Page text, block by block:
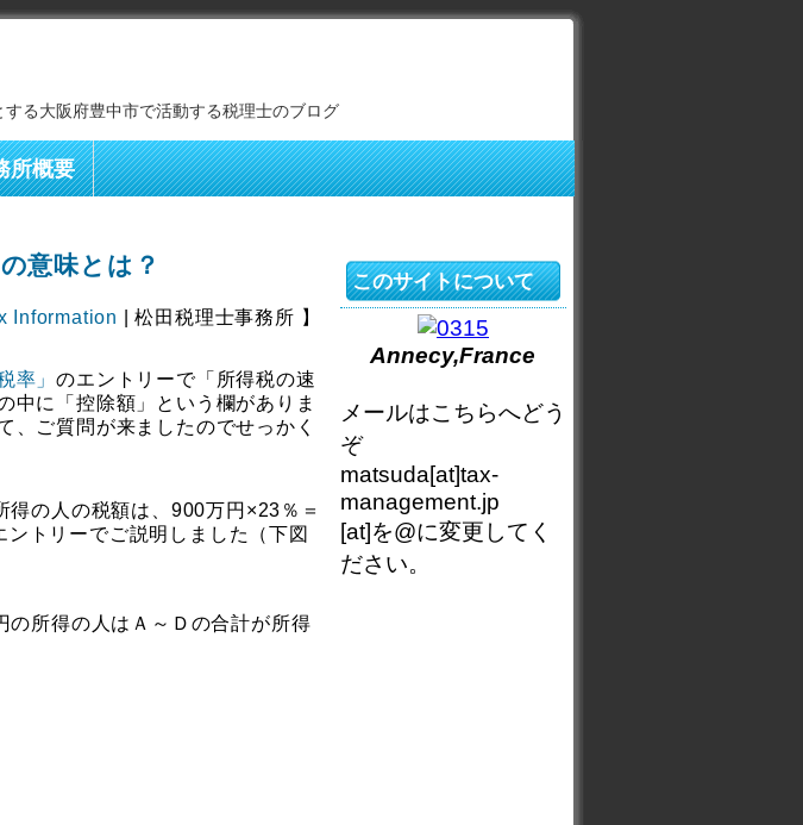
る大阪府豊中市で活動する税理士のブログ
所概要
意味とは？
Information | 松田税理士事務所 】
率」のエントリーで「所得税の速
中に「控除額」という欄がありま
、ご質問が来ましたのでせっかく
の人の税額は、900万円×23％＝
トリーでご説明しました（下図
の所得の人はＡ～Ｄの合計が所得
このサイトについて
Annecy,France
メールはこちらへどう
ぞ
matsuda[at]tax-
management.jp
[at]を@に変更してく
ださい。